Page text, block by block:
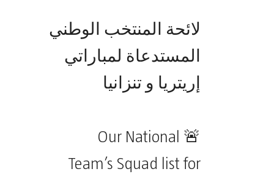
لائحة المنتخب الوطني
المستدعاة لمباراتي
إريتريا و تنزانيا
🚨 Our National
Team’s Squad list for